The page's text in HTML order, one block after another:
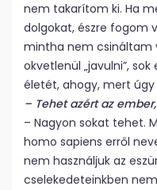
nem takarítom ki. Ha
dolgokat, észre fogom
mintha nem csináltam
okvetlenül „javulni”,
életét, ahogy, mert úgy
– Tehet azért az
– Nagyon sokat tehet.
homo sapiens erről
nem használjuk az
cselekedeteinkben